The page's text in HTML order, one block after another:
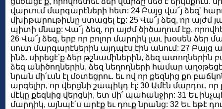
վարւում մարգարէների հետ: 24 Բայց վա՜յ ձեզ՝
մխիթարութիւնը ստացել էք: 25 Վա՜յ ձեզ, որ այժմ
պիտի մնաք: Վա՜յ ձեզ, որ այժմ ծիծաղում էք,
26 Վա՜յ ձեզ, երբ որ բոլոր մարդիկ լաւ խօսեն ձեր
սուտ մարգարէներին այդպէս էին անում: 27 Բայց
ինձ. սիրեցէ՛ք ձեր թշնամիներին, ձեզ ատողներին
ձեզ անիծողներին, ձեզ նեղողների համար
նրան մի՛ւսն էլ մօտեցրու. եւ ով որ քեզնից քո
արգելիր, որ վերցնի շապիկդ էլ: 30 Ամէն մարդու, որ
մէկը քեզնից վերցնի, ետ մի՛ պահանջիր: 31 Եւ
մարդիկ, այնպէ՛ս արէք եւ դուք նրանց: 32 Եւ եթէ